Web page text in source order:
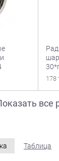
178
все
Таблица